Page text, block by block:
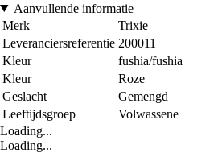
Aanvullende informatie
Merk
Trixie
Leveranciersreferentie 200011
Kleur
fushia/fushia
Kleur
Roze
Geslacht
Gemengd
Leeftijdsgroep
Volwassene
Loading...
Loading...